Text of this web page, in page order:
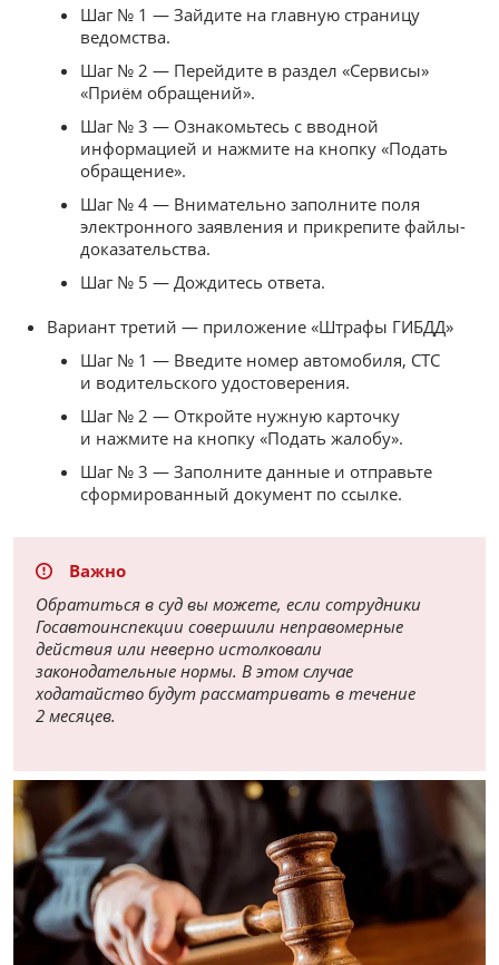
Шаг № 1 — Зайдите на главную страницу
ведомства.
Шаг № 2 — Перейдите в раздел «Сервисы»
«Приём обращений».
Шаг № 3 — Ознакомьтесь с вводной
информацией и нажмите на кнопку «Подать
обращение».
Шаг № 4 — Внимательно заполните поля
электронного заявления и прикрепите файлы-
доказательства.
Шаг № 5 — Дождитесь ответа.
Вариант третий — приложение «Штрафы ГИБДД»
Шаг № 1 — Введите номер автомобиля, СТС
и водительского удостоверения.
Шаг № 2 — Откройте нужную карточку
и нажмите на кнопку «Подать жалобу».
Шаг № 3 — Заполните данные и отправьте
сформированный документ по ссылке.
Важно
Обратиться в суд вы можете, если сотрудники
Госавтоинспекции совершили неправомерные
действия или неверно истолковали
законодательные нормы. В этом случае
ходатайство будут рассматривать в течение
2 месяцев.